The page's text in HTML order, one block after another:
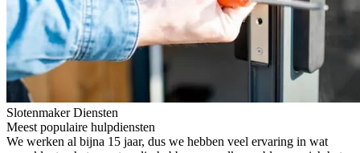
Slotenmaker Diensten
Meest populaire hulpdiensten
We werken al bijna 15 jaar, dus we hebben veel ervaring in wat